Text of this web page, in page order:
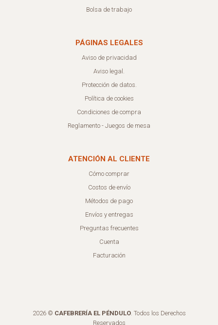
Bolsa de trabajo
PÁGINAS LEGALES
Aviso de privacidad
Aviso legal.
Protección de datos.
Política de cookies
Condiciones de compra
Reglamento - Juegos de mesa
ATENCIÓN AL CLIENTE
Cómo comprar
Costos de envío
Métodos de pago
Envíos y entregas
Preguntas frecuentes
Cuenta
Facturación
2026 © CAFEBRERÍA EL PÉNDULO. Todos los Derechos
Reservados